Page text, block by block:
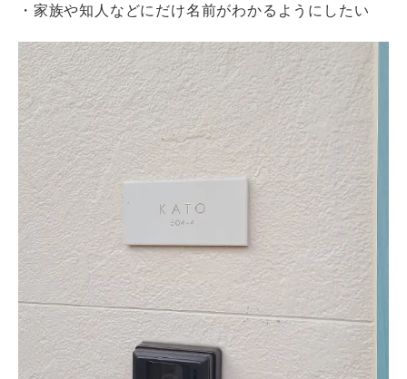
・家族や知人などにだけ名前がわかるようにしたい